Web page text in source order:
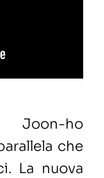
Joon-ho
che
La nuova